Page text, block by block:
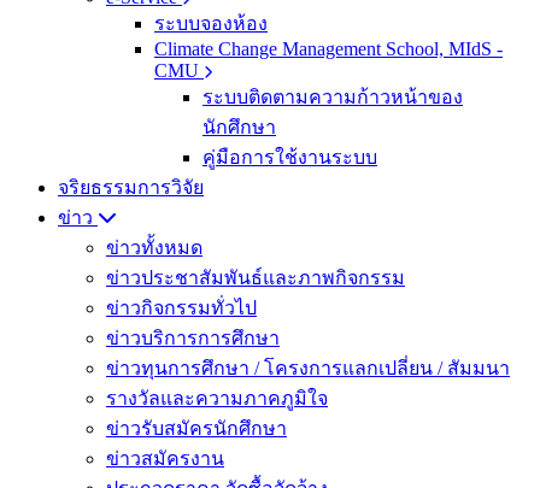
ระบบจองห้อง
Climate Change Management School, MIdS -
CMU
ระบบติดตามความก้าวหน้าของ
นักศึกษา
คู่มือการใช้งานระบบ
จริยธรรมการวิจัย
ข่าว
ข่าวทั้งหมด
ข่าวประชาสัมพันธ์และภาพกิจกรรม
ข่าวกิจกรรมทั่วไป
ข่าวบริการการศึกษา
ข่าวทุนการศึกษา / โครงการแลกเปลี่ยน / สัมมนา
รางวัลและความภาคภูมิใจ
ข่าวรับสมัครนักศึกษา
ข่าวสมัครงาน